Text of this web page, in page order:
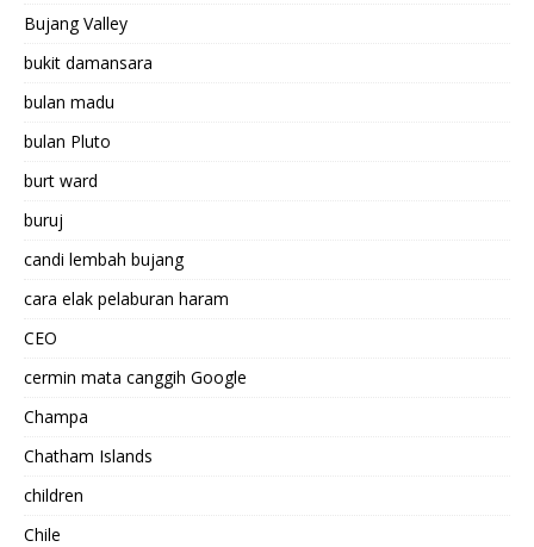
Bujang Valley
bukit damansara
bulan madu
bulan Pluto
burt ward
buruj
candi lembah bujang
cara elak pelaburan haram
CEO
cermin mata canggih Google
Champa
Chatham Islands
children
Chile